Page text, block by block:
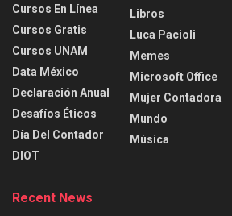
Cursos En Línea
Cursos Gratis
Cursos UNAM
Data México
Declaración Anual
Desafíos Éticos
Día Del Contador
DIOT
Libros
Luca Pacioli
Memes
Microsoft Office
Mujer Contadora
Mundo
Música
Recent News